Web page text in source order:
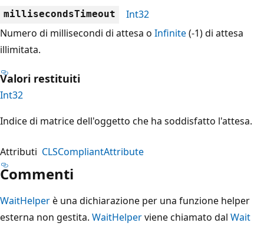
millisecondsTimeout
Int32
Numero di millisecondi di attesa o Infinite(-1) di attesa
illimitata.
Valori restituiti
Int32
Indice di matrice dell'oggetto che ha soddisfatto l'attesa.
Attributi CLSCompliantAttribute
Commenti
WaitHelperè una dichiarazione per una funzione helper
esterna non gestita. WaitHelperviene chiamato dal Wait